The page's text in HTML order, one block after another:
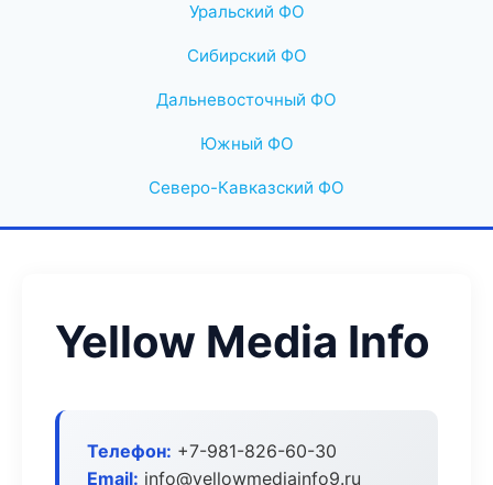
Уральский ФО
Сибирский ФО
Дальневосточный ФО
Южный ФО
Северо-Кавказский ФО
Yellow Media Info
Телефон: +7-981-826-60-30
Email: info@yellowmediainfo9.ru